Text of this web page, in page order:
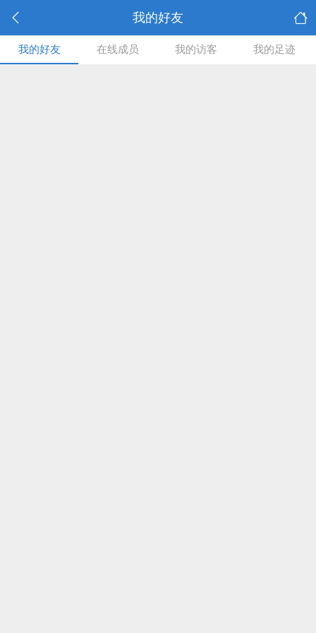
我的好友
我的好友 在线成员 我的访客 我的足迹